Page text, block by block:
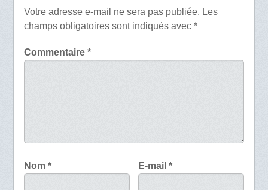
Votre adresse e-mail ne sera pas publiée. Les
champs obligatoires sont indiqués avec *
Commentaire *
Nom * E-mail*